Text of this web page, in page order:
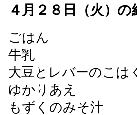
４月２８日（火）の
ごはん
牛乳
大豆とレバーのこは
ゆかりあえ
もずくのみそ汁